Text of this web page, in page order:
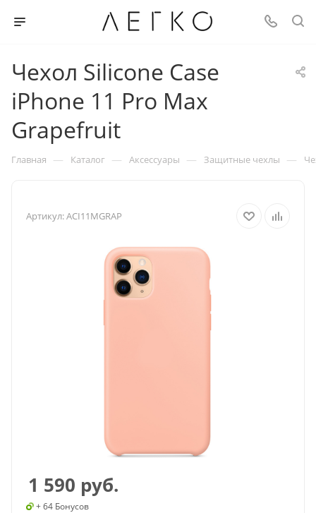
Чехол Silicone Case
iPhone 11 Pro Max
Grapefruit
Главная — Каталог — Аксессуары — Защитные чехлы —
Артикул:ACI11MGRAP
1 590 руб.
+ 64 Бонусов